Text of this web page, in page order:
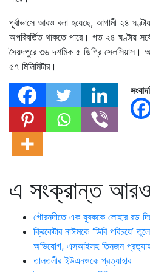
পূর্বাভাসে আরও বলা হয়েছে, আগামী ২৪ ঘণ্টায়
অপরিবর্তিত থাকতে পারে। গত ২৪ ঘণ্টায়
সৈয়দপুরে ৩৬ দশমিক ৫ ডিগ্রি সেলসিয়াস। আর
৫৭ মিলিমিটার।
এ সংক্রান্ত আরও
গৌরনদীতে এক যুবককে লোহার রড
ক্রিকেটার নাঈমকে ‘ডিবি পরিচয়ে’ তুলে
অভিযোগ, এসআইসহ তিনজন
তালতলীর ইউএনওকে প্রত্যাহার